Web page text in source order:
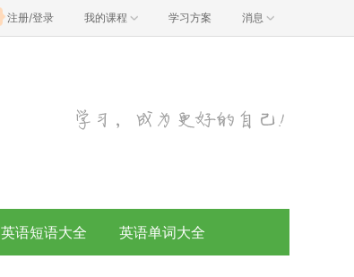
注册/登录 我的课程 学习方案 消息
英语短语大全 英语单词大全